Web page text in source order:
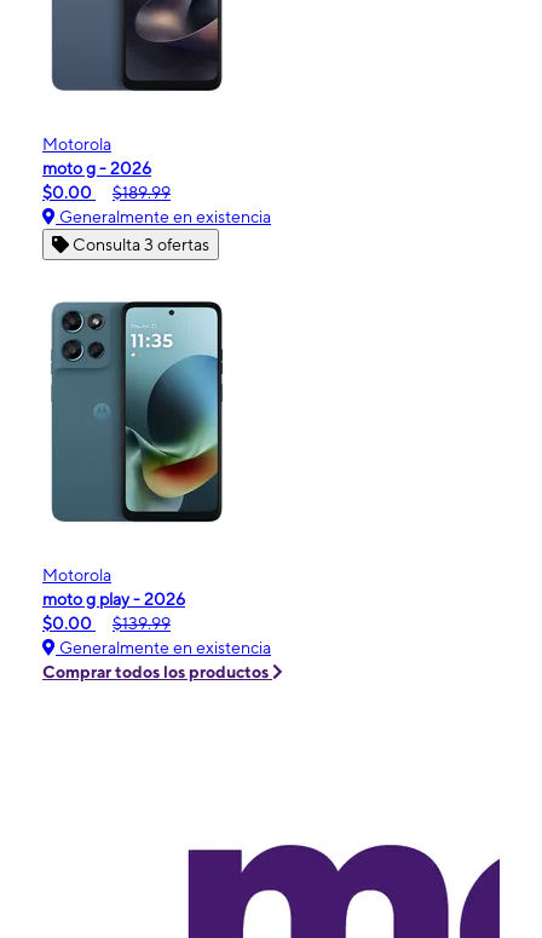
Motorola
moto g - 2026
$0.00
$189.99
Generalmente en existencia
Consulta 3 ofertas
Motorola
moto g play - 2026
$0.00
$139.99
Generalmente en existencia
Comprar todos los productos